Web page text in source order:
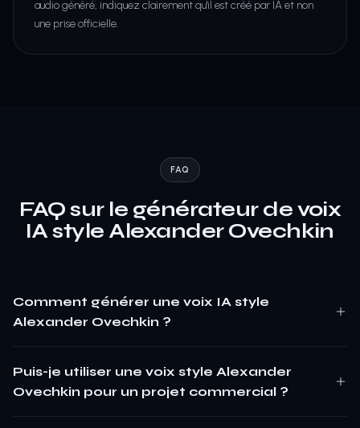
audio généré, indiquez clairement qu'il est créé par IA et non
une prise officielle.
FAQ
FAQ sur le générateur de voix
IA style Alexander Ovechkin
Comment générer une voix IA style
Alexander Ovechkin ?
Puis-je utiliser une voix style Alexander
Ovechkin pour un projet commercial ?